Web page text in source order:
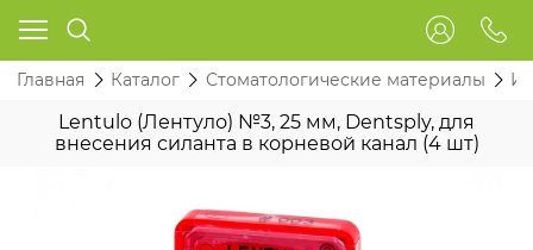
Главная Каталог Стоматологические материалы
Lentulo (Лентуло) №3, 25 мм, Dentsply, для
внесения силанта в корневой канал (4 шт)